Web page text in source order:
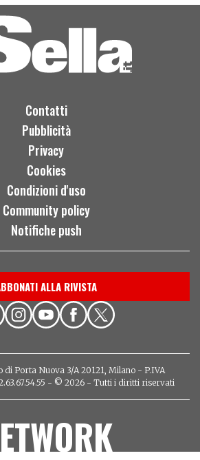
Contatti
Pubblicità
Privacy
Cookies
Condizioni d'uso
Community policy
Notifiche push
ALLA RIVISTA
di Porta Nuova 3/A 20121, Milano - P.IVA
- © 2026 - Tutti i diritti riservati